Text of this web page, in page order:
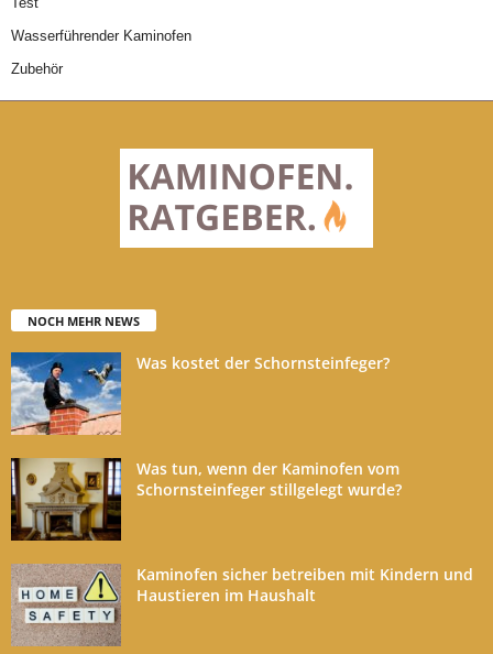
Wasserführender Kaminofen
Zubehör
NOCH MEHR NEWS
Was kostet der Schornsteinfeger?
Was tun, wenn der Kaminofen vom
Schornsteinfeger stillgelegt wurde?
Kaminofen sicher betreiben mit Kindern und
Haustieren im Haushalt